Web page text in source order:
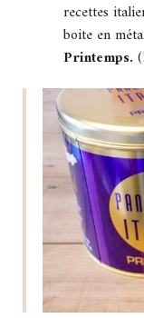
recettes
boite en
Printemps.